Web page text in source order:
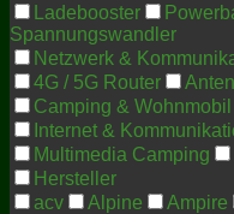
Ladebooster
Spannungswandler
Netzwerk &
4G / 5G Router
Camping & Wohnmobil
Internet &
Multimedia Camping
Hersteller
acv
Alpine Ampire